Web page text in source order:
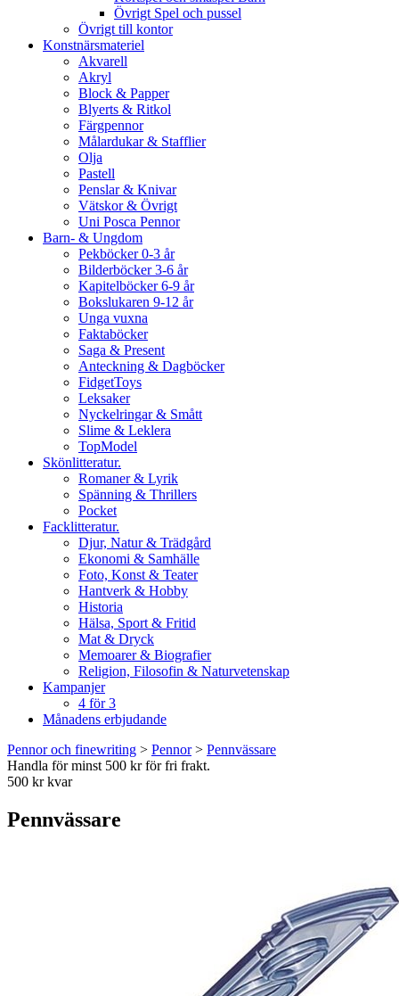
Övrigt Spel och pussel
Övrigt till kontor
Konstnärsmateriel
Akvarell
Akryl
Block & Papper
Blyerts & Ritkol
Färgpennor
Målardukar & Stafflier
Olja
Pastell
Penslar & Knivar
Vätskor & Övrigt
Uni Posca Pennor
Barn- & Ungdom
Pekböcker 0-3 år
Bilderböcker 3-6 år
Kapitelböcker 6-9 år
Bokslukaren 9-12 år
Unga vuxna
Faktaböcker
Saga & Present
Anteckning & Dagböcker
FidgetToys
Leksaker
Nyckelringar & Smått
Slime & Leklera
TopModel
Skönlitteratur.
Romaner & Lyrik
Spänning & Thrillers
Pocket
Facklitteratur.
Djur, Natur & Trädgård
Ekonomi & Samhälle
Foto, Konst & Teater
Hantverk & Hobby
Historia
Hälsa, Sport & Fritid
Mat & Dryck
Memoarer & Biografier
Religion, Filosofin & Naturvetenskap
Kampanjer
4 för 3
Månadens erbjudande
Pennor och finewriting > Pennor> Pennvässare
Handla för minst 500 kr för fri frakt.
500 kr kvar
Pennvässare